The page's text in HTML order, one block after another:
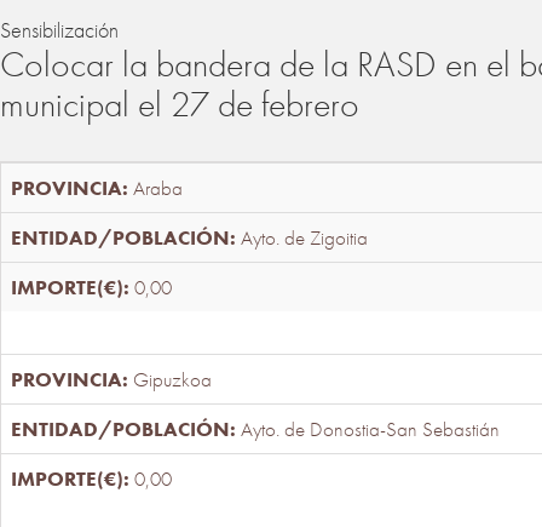
Sensibilización
Colocar la bandera de la RASD en el
municipal el 27 de febrero
Araba
Ayto. de Zigoitia
0,00
Gipuzkoa
Ayto. de Donostia-San Sebastián
0,00